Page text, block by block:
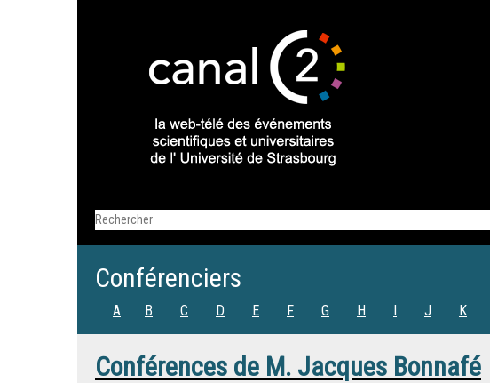
Conférenciers
A B C D E F G H I J K
Conférences de M. Jacques Bonnafé